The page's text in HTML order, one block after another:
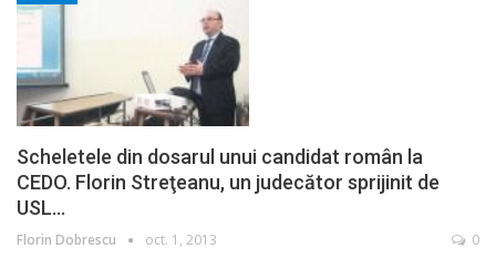
Scheletele din dosarul unui candidat român la
CEDO. Florin Streţeanu, un judecător sprijinit de
USL…
Florin Dobrescu oct. 1, 2013 0